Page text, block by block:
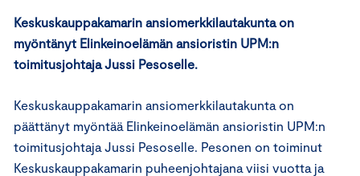
Keskuskauppakamarin ansiomerkkilautakunta on
myöntänyt Elinkeinoelämän ansioristin UPM:n
toimitusjohtaja Jussi Pesoselle.
Keskuskauppakamarin ansiomerkkilautakunta on
päättänyt myöntää Elinkeinoelämän ansioristin UPM:n
toimitusjohtaja Jussi Pesoselle. Pesonen on toiminut
Keskuskauppakamarin puheenjohtajana viisi vuotta ja